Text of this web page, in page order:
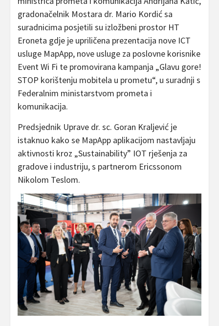
gradonačelnik Mostara dr. Mario Kordić sa
suradnicima posjetili su izložbeni prostor HT
Eroneta gdje je upriličena prezentacija nove ICT
usluge MapApp, nove usluge za poslovne korisnike
Event Wi Fi te promovirana kampanja „Glavu gore!
STOP korištenju mobitela u prometu“, u suradnji s
Federalnim ministarstvom prometa i
komunikacija.
Predsjednik Uprave dr. sc. Goran Kraljević je
istaknuo kako se MapApp aplikacijom nastavljaju
aktivnosti kroz „Sustainability” IOT rješenja za
gradove i industriju, s partnerom Ericssonom
Nikolom Teslom.